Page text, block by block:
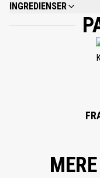
INGREDIENSER
GERANIOL, CITRONELLOL,
LINALYL ACETATE, ANISYL